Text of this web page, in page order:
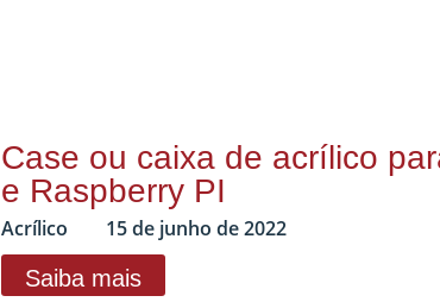
Case ou caixa de acrílico
e Raspberry PI
Acrílico
15 de junho de 2022
Saiba mais